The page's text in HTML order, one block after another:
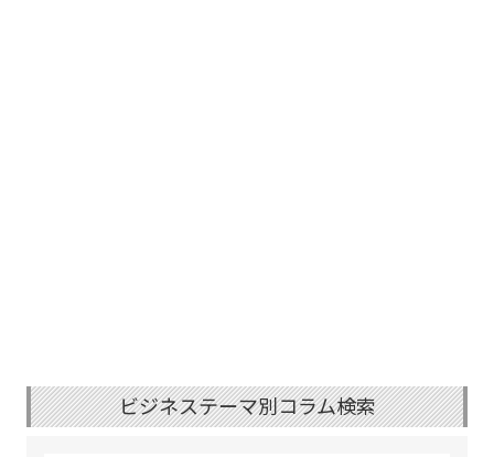
ビジネステーマ別コラム検索